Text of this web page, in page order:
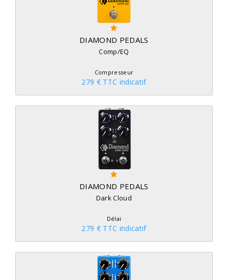
DIAMOND PEDALS
Comp/EQ
Compresseur
279 € TTC indicatif
DIAMOND PEDALS
Dark Cloud
Délai
279 € TTC indicatif